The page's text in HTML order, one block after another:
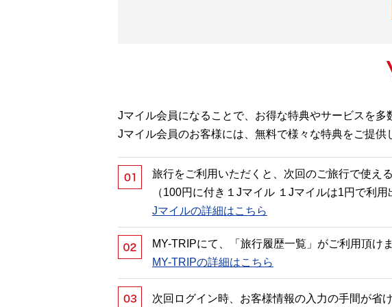
Jマイル会員になることで、お得な特典やサービスを多
Jマイル会員のお客様には、無料で様々な特典をご提
旅行をご利用いただくと、次回のご旅行で使え
（100円に付き１Jマイル １Jマイルは1円で利用
Jマイルの詳細はこちら
MY-TRIPにて、「旅行履歴一覧」がご利用頂けま
MY-TRIPの詳細はこちら
次回ログイン時、お客様情報の入力の手間が省け